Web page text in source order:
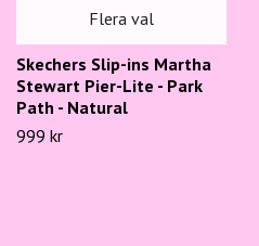
Flera val
Skechers Slip-ins Martha
Stewart Pier-Lite - Park
Path - Natural
999 kr